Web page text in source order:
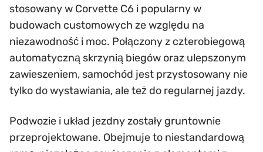
stosowany w Corvette C6 i popularny w
budowach customowych ze względu na
niezawodność i moc. Połączony z czterobiegową
automatyczną skrzynią biegów oraz ulepszonym
zawieszeniem, samochód jest przystosowany nie
tylko do wystawiania, ale też do regularnej jazdy.
Podwozie i układ jezdny zostały gruntownie
przeprojektowane. Obejmuje to niestandardową